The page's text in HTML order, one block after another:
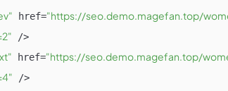
href="https://seo.demo.magefan.top/
/>
href="https://seo.demo.magefan.top/
/>